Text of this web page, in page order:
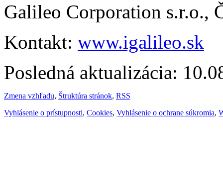
Galileo Corporation s.r.o.,
Kontakt: www.igalileo.sk
Posledná aktualizácia:
Zmena vzhľadu, Štruktúra stránok, RSS
Vyhlásenie o prístupnosti, Cookies, Vyhlásenie o ochrane súkromia,